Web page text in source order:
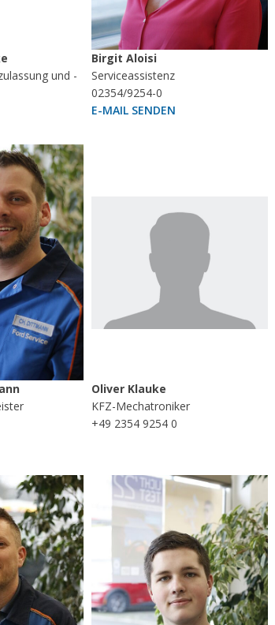
und -
Birgit Aloisi
Serviceassistenz
02354/9254-0
E-MAIL SENDEN
Oliver Klauke
KFZ-Mechatroniker
+49 2354 9254 0